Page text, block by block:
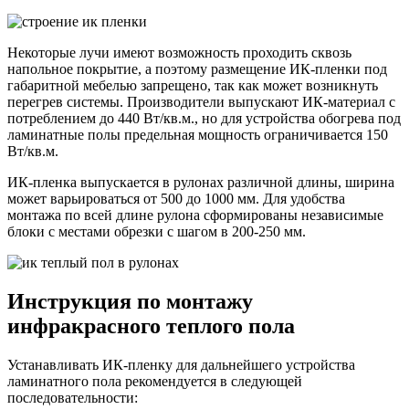
Некоторые лучи имеют возможность проходить сквозь
напольное покрытие, а поэтому размещение ИК-пленки под
габаритной мебелью запрещено, так как может возникнуть
перегрев системы. Производители выпускают ИК-материал с
потреблением до 440 Вт/кв.м., но для устройства обогрева под
ламинатные полы предельная мощность ограничивается 150
Вт/кв.м.
ИК-пленка выпускается в рулонах различной длины, ширина
может варьироваться от 500 до 1000 мм. Для удобства
монтажа по всей длине рулона сформированы независимые
блоки с местами обрезки с шагом в 200-250 мм.
Инструкция по монтажу
инфракрасного теплого пола
Устанавливать ИК-пленку для дальнейшего устройства
ламинатного пола рекомендуется в следующей
последовательности: